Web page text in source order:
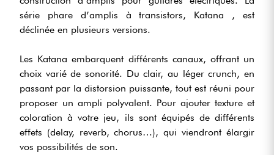
série phare d’amplis à transistors, Katana , est
déclinée en plusieurs versions.
Les Katana embarquent différents canaux, offrant un
choix varié de sonorité. Du clair, au léger crunch, en
passant par la distorsion puissante, tout est réuni pour
proposer un ampli polyvalent. Pour ajouter texture et
coloration à votre jeu, ils sont équipés de différents
effets (delay, reverb, chorus…), qui viendront élargir
vos possibilités de son.